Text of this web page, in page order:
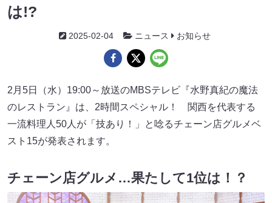
は!?
2025-02-04 ニュース お知らせ
2月5日（水）19:00～放送のMBSテレビ『水野真紀の魔法
のレストラン』は、2時間スペシャル！ 関西を代表する
一流料理人50人が「技あり！」と唸るチェーン店グルメベ
スト15が発表されます。
チェーン店グルメ…果たして1位は！？